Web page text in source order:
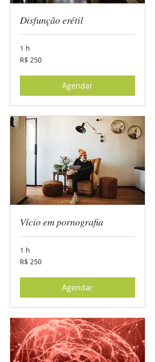
Disfunção erétil
1 h
250
Reais
R$ 250
Agendar
Vício em pornografia
1 h
250
Reais
R$ 250
Agendar